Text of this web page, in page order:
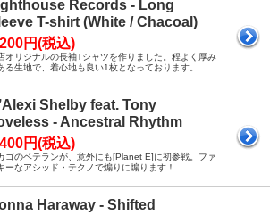
Records - Long
T-shirt (White / Chacoal)
円(税込)
オリジナルの長袖Tシャツを作りました。程よく厚み
る生地で、着心地も良い1枚となっております。
Shelby feat. Tony
- Ancestral Rhythm
円(税込)
ゴのベテランが、意外にも[Planet E]に初参戦。ファ
ーなアシッド・テクノで煽りに煽ります！
Haraway - Shifted